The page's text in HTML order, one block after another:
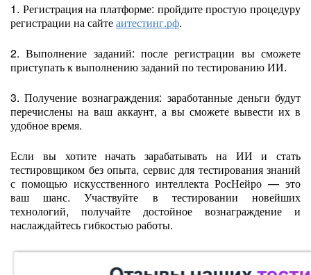
1. Регистрация на платформе: пройдите простую процедуру
регистрации на сайтеаитестинг.рф.
2. Выполнение заданий: после регистрации вы сможете
приступать к выполнению заданий по тестированию ИИ.
3. Получение вознаграждения: заработанные деньги будут
перечислены на ваш аккаунт, а вы сможете вывести их в
удобное время.
Если вы хотите начать зарабатывать на ИИ и стать
тестировщиком без опыта, сервис для тестирования знаний
с помощью искусственного интеллекта РосНейро — это
ваш шанс. Участвуйте в тестировании новейших
технологий, получайте достойное вознаграждение и
наслаждайтесь гибкостью работы.